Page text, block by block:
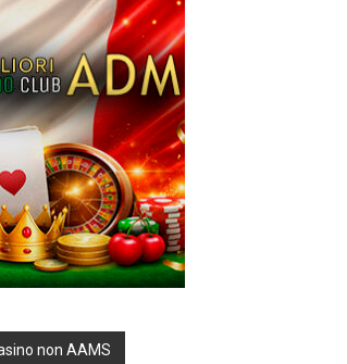
non AAMS